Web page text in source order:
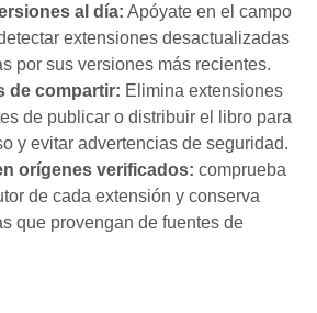
al día: Apóyate en el campo
extensiones desactualizadas
por sus versiones más recientes.
de compartir: Elimina extensiones
de publicar o distribuir el libro para
y evitar advertencias de seguridad.
orígenes verificados: comprueba
de cada extensión y conserva
que provengan de fuentes de